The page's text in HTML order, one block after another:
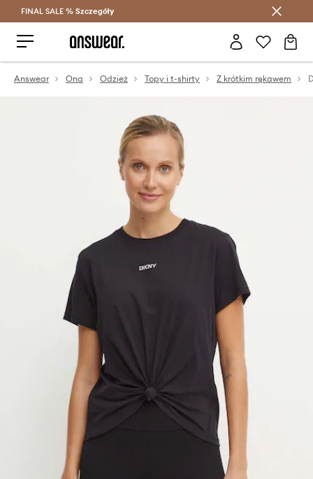
Oszczędzaj z Answear Club >
FINAL SALE % Szczegóły
Answear Ona Odzież Topy i t-shirty Z krótkim rękawem